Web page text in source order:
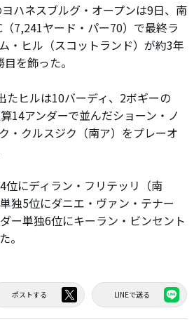
ハネスブルグ・オープンは9日、南
7,241ヤード・パー70）で最終ラ
・ヒル（スコットランド）が約3年
を飾った。
ヒルは10バーディ、2ボギーの
14アンダーで並んだショーン・ノ
・クルスジク（南ア）をプレーオ
にディラン・フリテッリ（南
独5位にダニエ・ヴァン・テナー
ー単独6位にキーラン・ビンセント
。
ポストする LINEで送る